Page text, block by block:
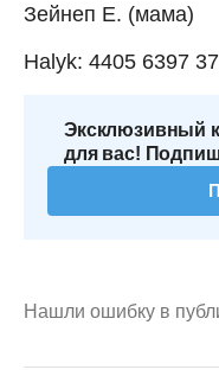
Зейнеп Е. (мама)
Halyk: 4405 6397
Эксклюзивный
для вас!
Нашли ошибку в